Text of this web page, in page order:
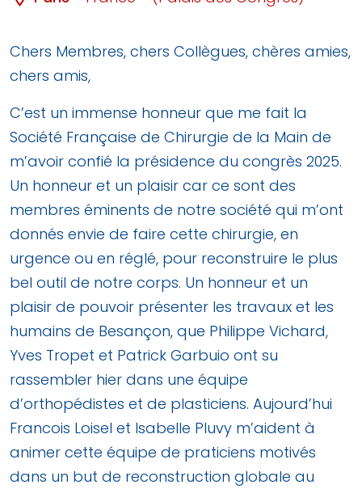
Chers Membres, chers Collègues, chères amies,
chers amis,
C’est un immense honneur que me fait la
Société Française de Chirurgie de la Main de
m’avoir confié la présidence du congrès 2025.
Un honneur et un plaisir car ce sont des
membres éminents de notre société qui m’ont
donnés envie de faire cette chirurgie, en
urgence ou en réglé, pour reconstruire le plus
bel outil de notre corps. Un honneur et un
plaisir de pouvoir présenter les travaux et les
humains de Besançon, que Philippe Vichard,
Yves Tropet et Patrick Garbuio ont su
rassembler hier dans une équipe
d’orthopédistes et de plasticiens. Aujourd’hui
Francois Loisel et Isabelle Pluvy m’aident à
animer cette équipe de praticiens motivés
dans un but de reconstruction globale au